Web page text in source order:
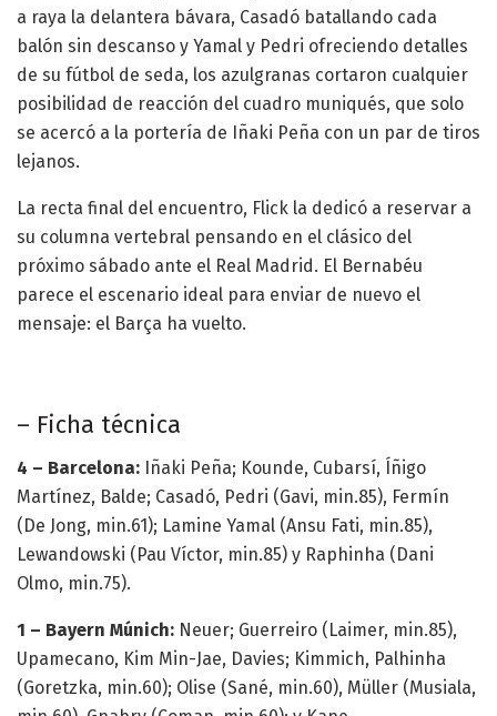
a raya la delantera bávara, Casadó batallando cada
balón sin descanso y Yamal y Pedri ofreciendo detalles
de su fútbol de seda, los azulgranas cortaron cualquier
posibilidad de reacción del cuadro muniqués, que solo
se acercó a la portería de Iñaki Peña con un par de tiros
lejanos.
La recta final del encuentro, Flick la dedicó a reservar a
su columna vertebral pensando en el clásico del
próximo sábado ante el Real Madrid. El Bernabéu
parece el escenario ideal para enviar de nuevo el
mensaje: el Barça ha vuelto.
– Ficha técnica
4 – Barcelona: Iñaki Peña; Kounde, Cubarsí, Íñigo
Martínez, Balde; Casadó, Pedri (Gavi, min.85), Fermín
(De Jong, min.61); Lamine Yamal (Ansu Fati, min.85),
Lewandowski (Pau Víctor, min.85) y Raphinha (Dani
Olmo, min.75).
1 – Bayern Múnich: Neuer; Guerreiro (Laimer, min.85),
Upamecano, Kim Min-Jae, Davies; Kimmich, Palhinha
(Goretzka, min.60); Olise (Sané, min.60), Müller (Musiala,